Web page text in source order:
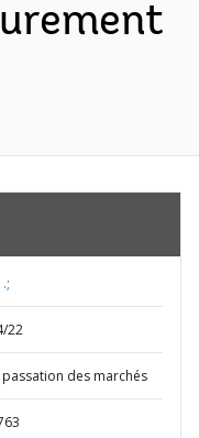
22
passation des marchés